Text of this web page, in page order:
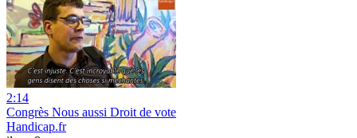
2:14
Congrès Nous aussi Droit de vote
Handicap.fr